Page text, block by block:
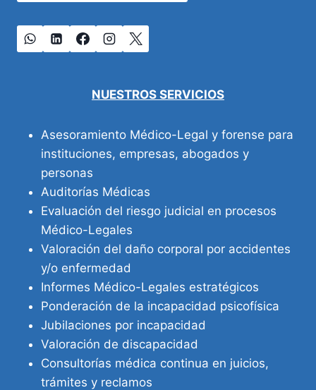
NUESTROS SERVICIOS
Asesoramiento Médico-Legal y forense para
instituciones, empresas, abogados y
personas
Auditorías Médicas
Evaluación del riesgo judicial en procesos
Médico-Legales
Valoración del daño corporal por accidentes
y/o enfermedad
Informes Médico-Legales estratégicos
Ponderación de la incapacidad psicofísica
Jubilaciones por incapacidad
Valoración de discapacidad
Consultorías médica continua en juicios,
trámites y reclamos